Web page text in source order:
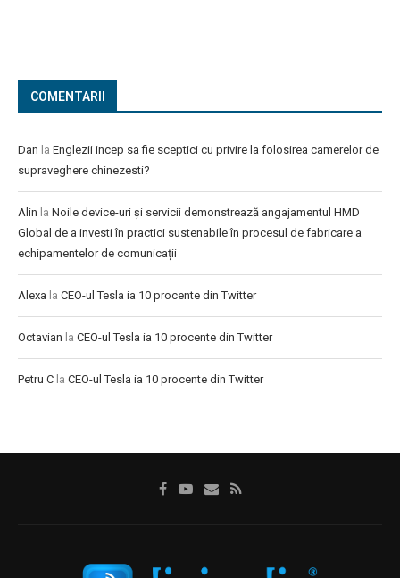
COMENTARII
Dan la Englezii incep sa fie sceptici cu privire la folosirea camerelor de
supraveghere chinezesti?
Alin la Noile device-uri și servicii demonstrează angajamentul HMD
Global de a investi în practici sustenabile în procesul de fabricare a
echipamentelor de comunicații
Alexa la CEO-ul Tesla ia 10 procente din Twitter
Octavian la CEO-ul Tesla ia 10 procente din Twitter
Petru C la CEO-ul Tesla ia 10 procente din Twitter